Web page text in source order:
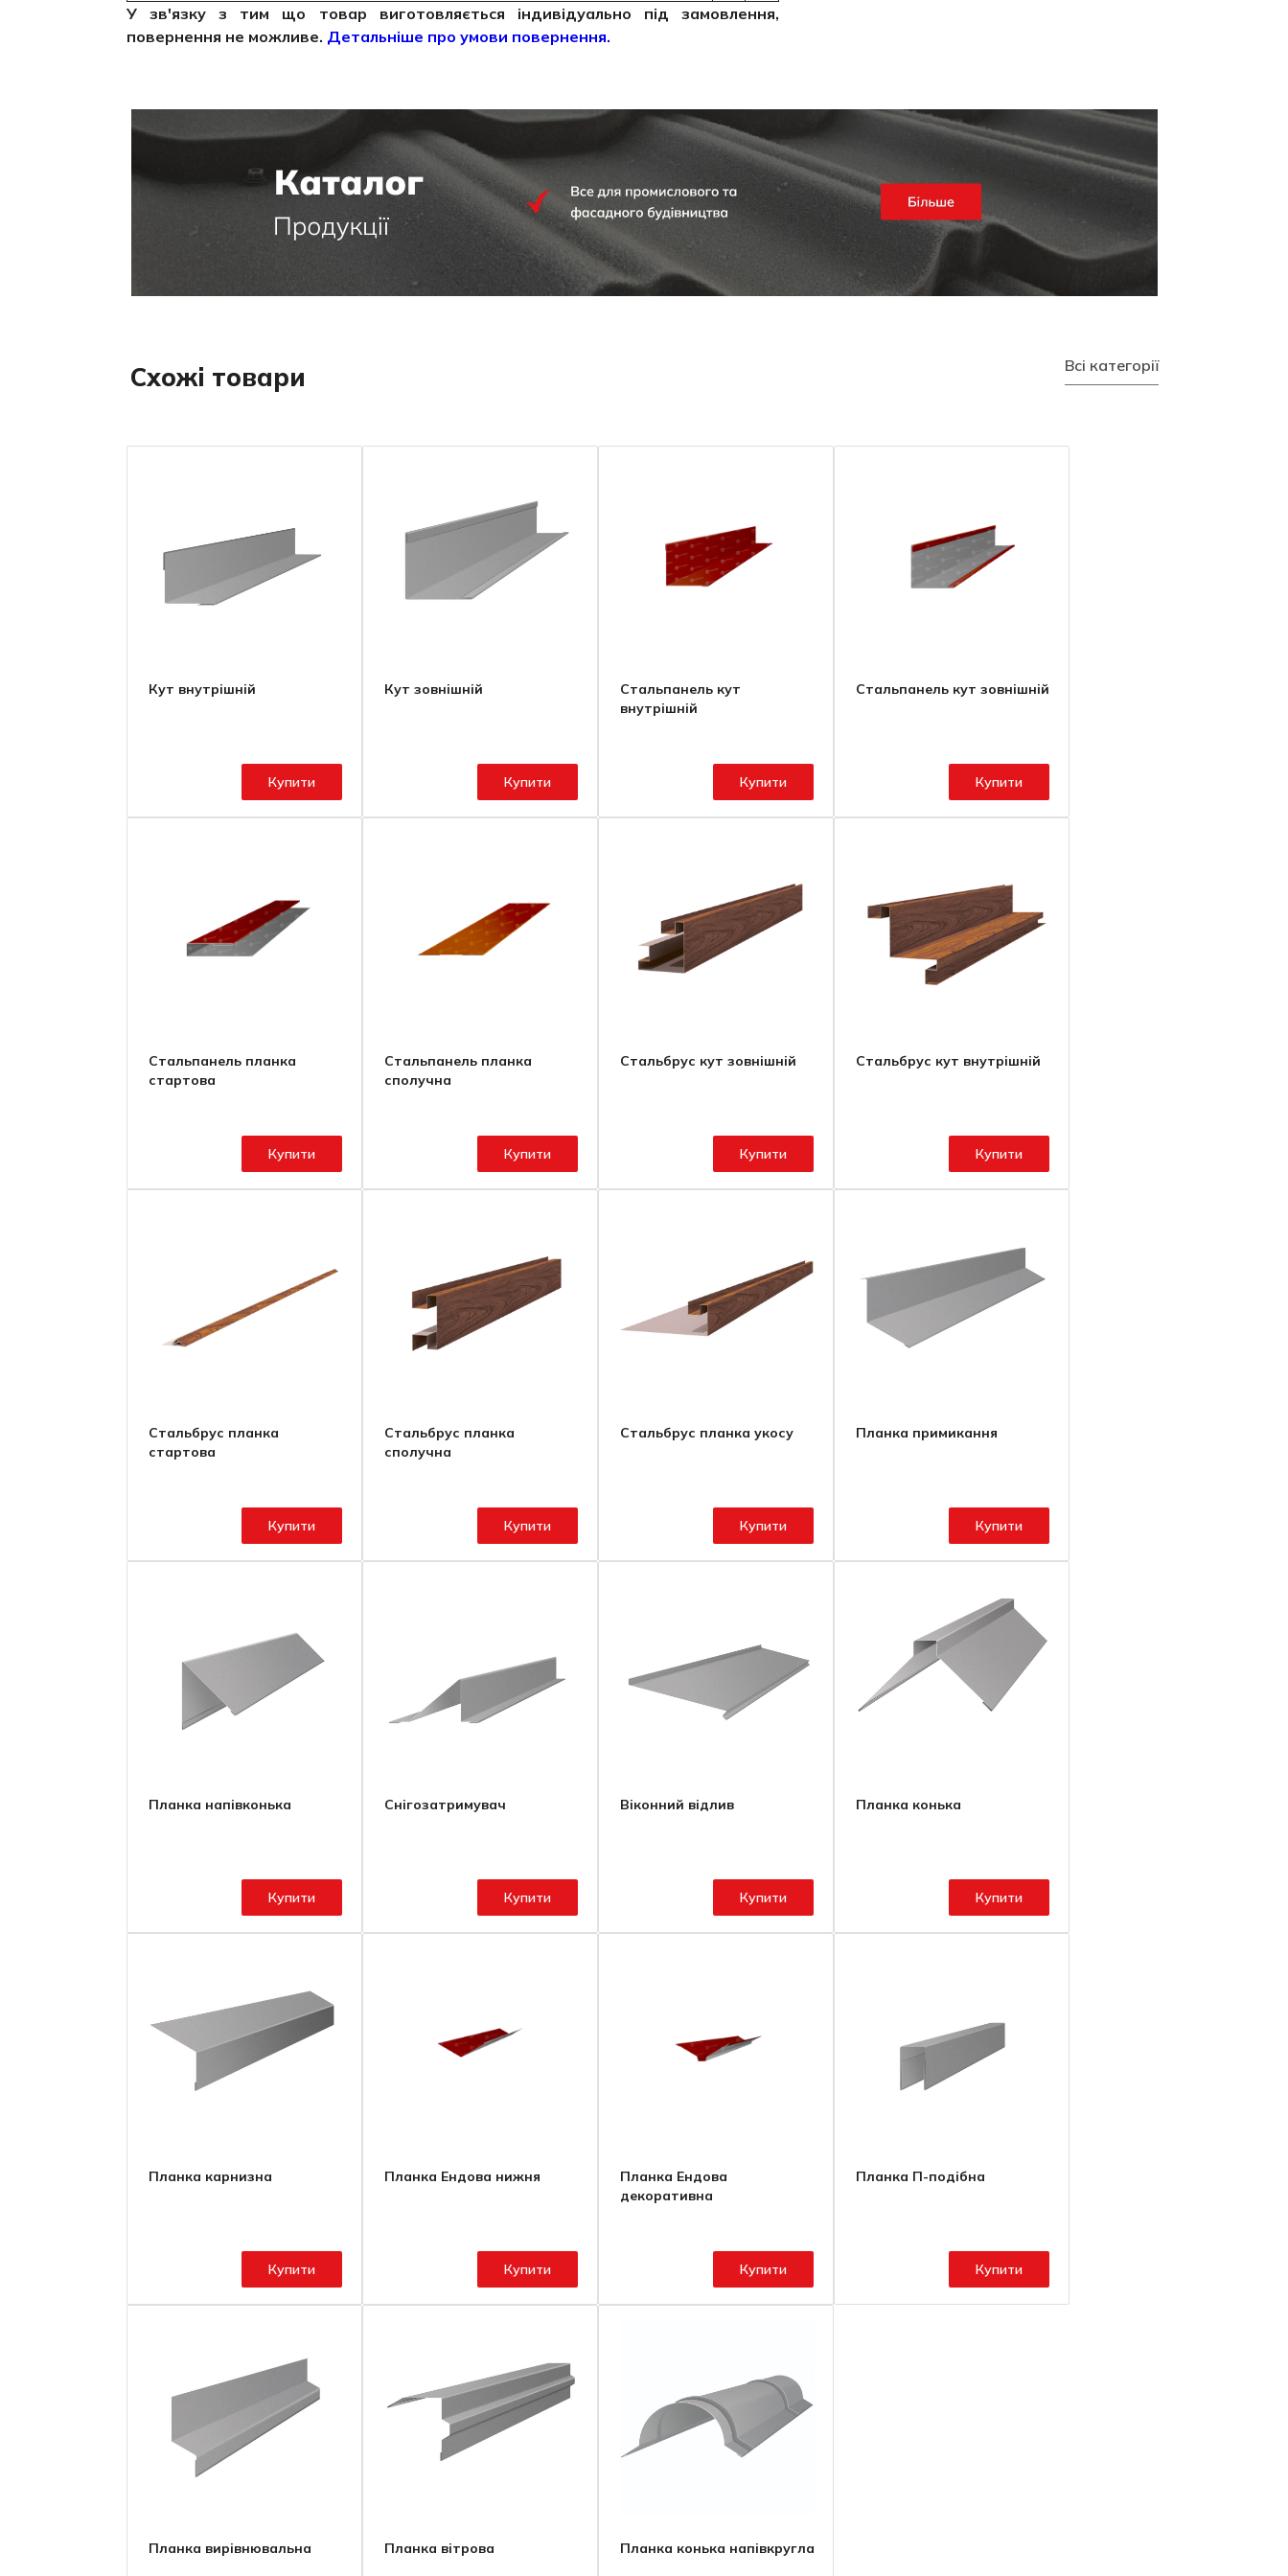
У зв'язку з тим що товар виготовляється індивідуально під замовлення,
повернення не можливе. Детальніше про умови повернення.
Схожі товари Всі категорії
Кут внутрішній
Купити
Кут зовнішній
Купити
Стальпанель кут
внутрішній
Купити
Стальпанель кут зовнішній
Купити
Стальпанель планка
стартова
Купити
Стальпанель планка
сполучна
Купити
Стальбрус кут зовнішній
Купити
Стальбрус кут внутрішній
Купити
Стальбрус планка
стартова
Купити
Стальбрус планка
сполучна
Купити
Стальбрус планка укосу
Купити
Планка примикання
Купити
Планка напівконька
Купити
Снігозатримувач
Купити
Віконний відлив
Купити
Планка конька
Купити
Планка карнизна
Купити
Планка Ендова нижня
Купити
Планка Ендова
декоративна
Купити
Планка П-подібна
Купити
Планка вирівнювальна Планка вітрова Планка конька напівкругла